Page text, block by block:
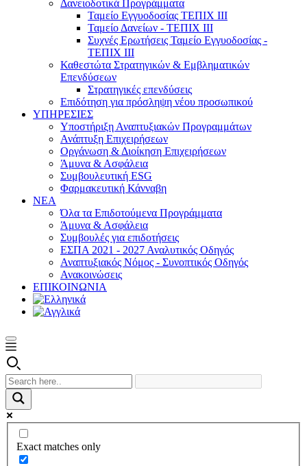
Δανειοδοτικά Προγράμματα
Ταμείο Εγγυοδοσίας ΤΕΠΙΧ ΙΙΙ
Ταμείο Δανείων - ΤΕΠΙΧ ΙΙΙ
Συχνές Ερωτήσεις Ταμείο Εγγυοδοσίας -
ΤΕΠΙΧ ΙΙΙ
Καθεστώτα Στρατηγικών & Εμβληματικών
Επενδύσεων
Στρατηγικές επενδύσεις
Επιδότηση για πρόσληψη νέου προσωπικού
ΥΠΗΡΕΣΙΕΣ
Υποστήριξη Αναπτυξιακών Προγραμμάτων
Ανάπτυξη Επιχειρήσεων
Οργάνωση & Διοίκηση Επιχειρήσεων
Άμυνα & Ασφάλεια
Συμβουλευτική ESG
Φαρμακευτική Κάνναβη
ΝΕΑ
Όλα τα Επιδοτούμενα Προγράμματα
Άμυνα & Ασφάλεια
Συμβουλές για επιδοτήσεις
ΕΣΠΑ 2021 - 2027 Αναλυτικός Οδηγός
Αναπτυξιακός Νόμος - Συνοπτικός Οδηγός
Ανακοινώσεις
ΕΠΙΚΟΙΝΩΝΙΑ
Exact matches only